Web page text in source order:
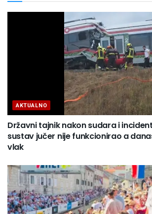
AKTUALNO
Državni tajnik nakon sudara i
sustav jučer nije funkcionirao a
vlak